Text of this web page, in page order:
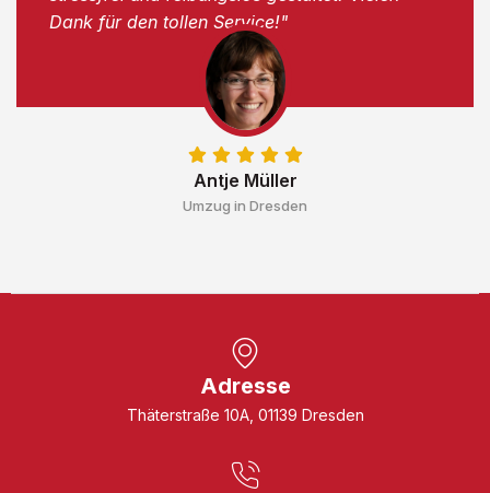
Antje Müller
Umzug in Dresden
Dank für den tollen Service!"
Adresse
Thäterstraße 10A, 01139 Dresden